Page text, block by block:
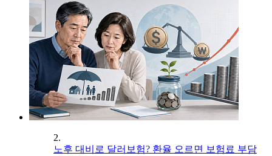
2.
노후 대비로 달러보험? 환율 오르면 보험료 부담